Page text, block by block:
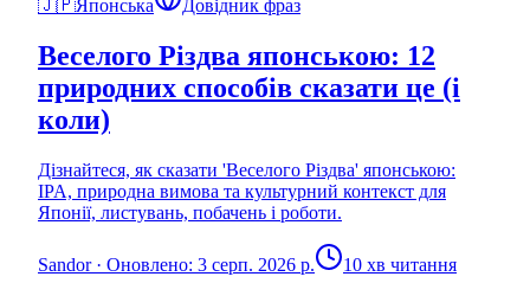
🇯🇵Японська Довідник фраз
Веселого Різдва японською: 12
природних способів сказати це (і
коли)
Дізнайтеся, як сказати 'Веселого Різдва' японською:
IPA, природна вимова та культурний контекст для
Японії, листувань, побачень і роботи.
Sandor· Оновлено: 3 серп. 2026 р. 10 хв читання